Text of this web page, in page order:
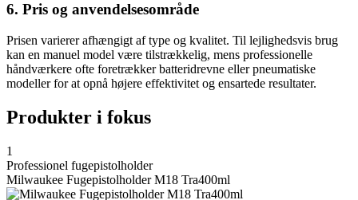
6. Pris og anvendelsesområde
Prisen varierer afhængigt af type og kvalitet. Til lejlighedsvis brug
kan en manuel model være tilstrækkelig, mens professionelle
håndværkere ofte foretrækker batteridrevne eller pneumatiske
modeller for at opnå højere effektivitet og ensartede resultater.
Produkter i fokus
1
Professionel fugepistolholder
Milwaukee Fugepistolholder M18 Tra400ml